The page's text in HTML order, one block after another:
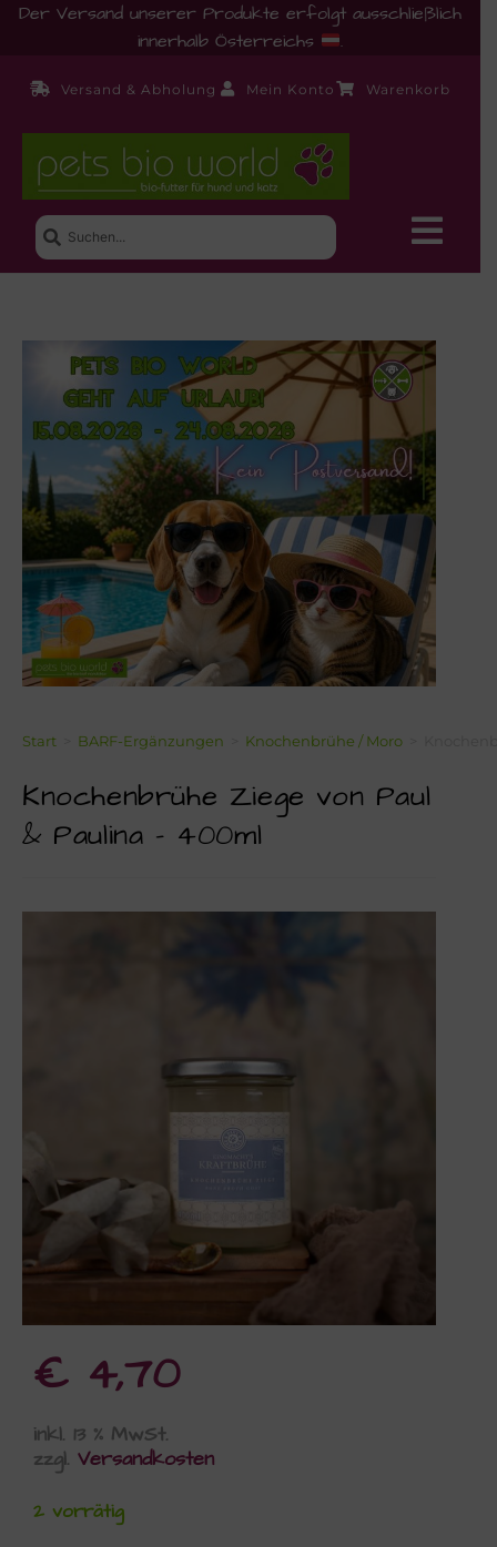
Der Versand unserer Produkte erfolgt ausschließlich
innerhalb Österreichs
.
Versand & Abholung Mein Konto Warenkorb
Neue Produkte
Shop
Ernährungsberatung!
Startseite
Über Mich!
Unser Team!
Blog
Kontakt
Napf-Wissen!
Terminvereinbarung
Zahlungsinformation
Start BARF-Ergänzungen Knochenbrühe / Moro
Knochenbrühe Ziege von Paul
& Paulina – 400ml
€ 4,70
inkl. 13 % MwSt.
zzgl. Versandkosten
2 vorrätig